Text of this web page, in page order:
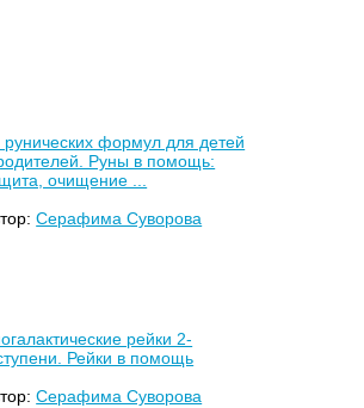
рунических формул для детей
Руны в помощь:
очищение ...
Серафима Суворова
рейки 2-
Рейки в помощь
Серафима Суворова